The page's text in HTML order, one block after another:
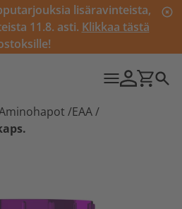
lisäravinteista,
11.8. asti. Klikkaa tästä
/EAA/